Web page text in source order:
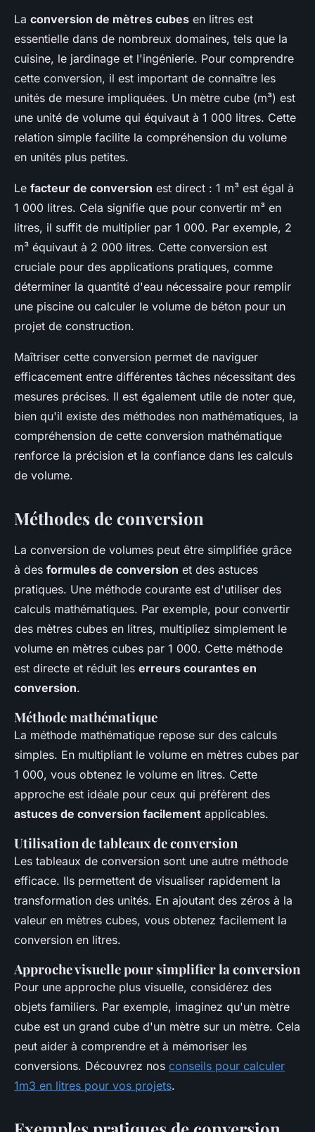
La conversion de mètres cubes en litres est
essentielle dans de nombreux domaines, tels que la
cuisine, le jardinage et l'ingénierie. Pour comprendre
cette conversion, il est important de connaître les
unités de mesure impliquées. Un mètre cube (m³) est
une unité de volume qui équivaut à 1 000 litres. Cette
relation simple facilite la compréhension du volume
en unités plus petites.
Le facteur de conversion est direct : 1 m³ est égal à
1 000 litres. Cela signifie que pour convertir m³ en
litres, il suffit de multiplier par 1 000. Par exemple, 2
m³ équivaut à 2 000 litres. Cette conversion est
cruciale pour des applications pratiques, comme
déterminer la quantité d'eau nécessaire pour remplir
une piscine ou calculer le volume de béton pour un
projet de construction.
Maîtriser cette conversion permet de naviguer
efficacement entre différentes tâches nécessitant des
mesures précises. Il est également utile de noter que,
bien qu'il existe des méthodes non mathématiques, la
compréhension de cette conversion mathématique
renforce la précision et la confiance dans les calculs
de volume.
Méthodes de conversion
La conversion de volumes peut être simplifiée grâce
à des formules de conversion et des astuces
pratiques. Une méthode courante est d'utiliser des
calculs mathématiques. Par exemple, pour convertir
des mètres cubes en litres, multipliez simplement le
volume en mètres cubes par 1 000. Cette méthode
est directe et réduit les erreurs courantes en
conversion.
Méthode mathématique
La méthode mathématique repose sur des calculs
simples. En multipliant le volume en mètres cubes par
1 000, vous obtenez le volume en litres. Cette
approche est idéale pour ceux qui préfèrent des
astuces de conversion facilement applicables.
Utilisation de tableaux de conversion
Les tableaux de conversion sont une autre méthode
efficace. Ils permettent de visualiser rapidement la
transformation des unités. En ajoutant des zéros à la
valeur en mètres cubes, vous obtenez facilement la
conversion en litres.
Approche visuelle pour simplifier la conversion
Pour une approche plus visuelle, considérez des
objets familiers. Par exemple, imaginez qu'un mètre
cube est un grand cube d'un mètre sur un mètre. Cela
peut aider à comprendre et à mémoriser les
conversions. Découvrez nos conseils pour calculer
1m3 en litres pour vos projets.